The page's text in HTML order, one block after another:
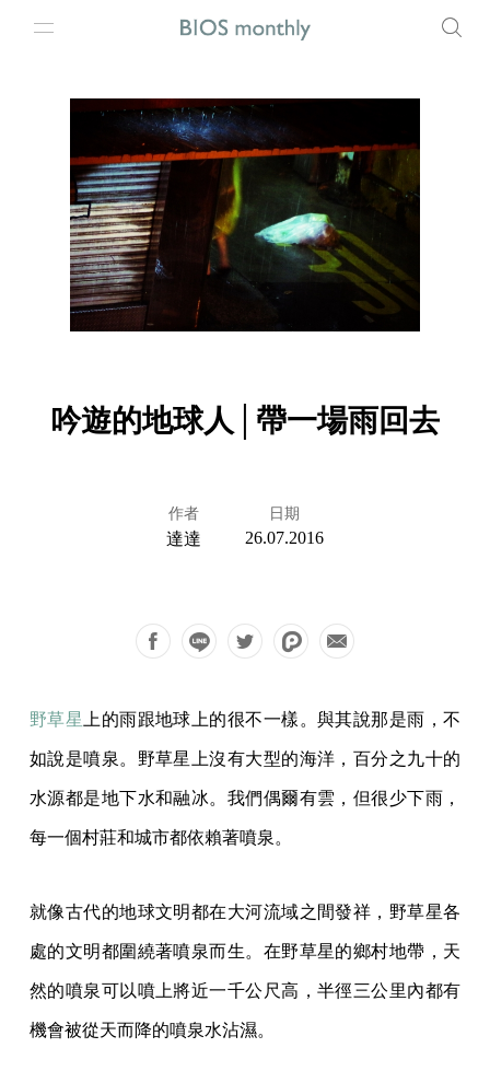
吟遊的地球人│帶一場雨回去
作者
達達
日期
26.07.2016
野草星 上的雨跟地球上的很不一樣。與其說那是雨，不
如說是噴泉。野草星上沒有大型的海洋，百分之九十的
水源都是地下水和融冰。我們偶爾有雲，但很少下雨，
每一個村莊和城市都依賴著噴泉。
就像古代的地球文明都在大河流域之間發祥，野草星各
處的文明都圍繞著噴泉而生。在野草星的鄉村地帶，天
然的噴泉可以噴上將近一千公尺高，半徑三公里內都有
機會被從天而降的噴泉水沾濕。